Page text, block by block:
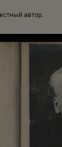
автор.